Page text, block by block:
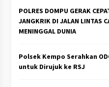
POLRES DOMPU GERAK
JANGKRIK DI JALAN LINTAS
MENINGGAL DUNIA
Polsek Kempo Serahkan
untuk Dirujuk ke RSJ